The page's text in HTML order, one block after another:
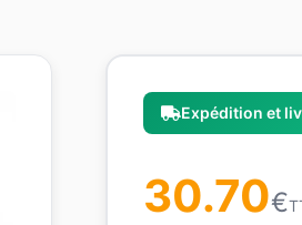
Expédition et
30.70€